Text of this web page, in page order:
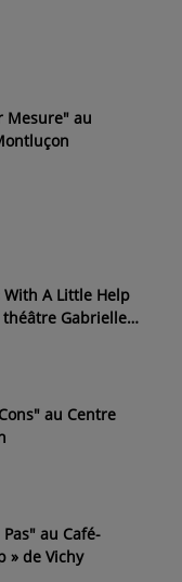
Mesure" au
A Little Help
théâtre Gabrielle
au Centre
au Café-
» de Vichy